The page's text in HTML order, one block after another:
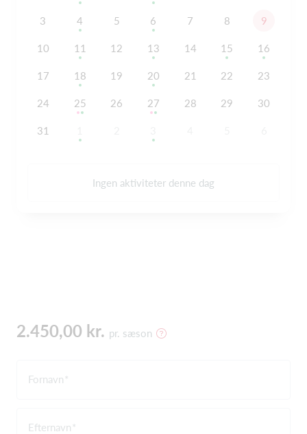
3 4 5 6 7 8 9
10 11 12 13 14 15 16
17 18 19 20 21 22 23
24 25 26 27 28 29 30
31
Ingen aktiviteter denne dag
2.450,00 kr. pr. sæson
Fornavn
Efternavn